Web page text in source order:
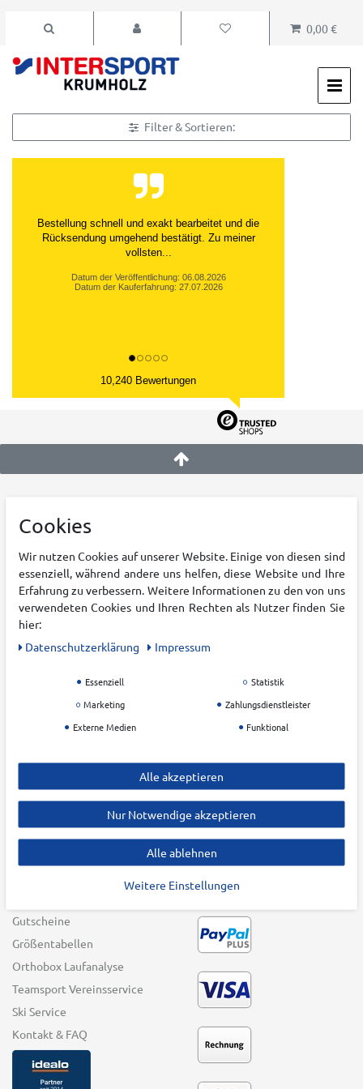
0,00 €
Filter & Sortieren:
Bestellung schnell und exakt bearbeitet und die
Rücksendung umgehend bestätigt. Zu meiner
vollsten...
Datum der Veröffentlichung: 06.08.2026
Datum der Kauferfahrung: 27.07.2026
10,240 Bewertungen
Herren
Kinder
Outdoor
Running
Training
Swim & Beach
Bike
Karriere
Filialen
Blog
Zahlung & Versand
Widerrufsrecht
Datenschutz &
Impressum
Barrierefreiheitserklärung
Vertrag widerrufen
Gutscheine
Größentabellen
Orthobox Laufanalyse
Teamsport Vereinsservice
Ski Service
Kontakt & FAQ
ZAHLUNGSARTEN
Cookies
Wir nutzen Cookies auf unserer Website. Einige von diesen sind
essenziell, während andere uns helfen, diese Website und Ihre
Erfahrung zu verbessern. Weitere Informationen zu den von uns
verwendeten Cookies und Ihren Rechten als Nutzer finden Sie
hier:
Daten­schutz­erklärung
Impressum
Essenziell
Statistik
Marketing
Zahlungsdienstleister
Externe Medien
Funktional
Alle akzeptieren
Nur Notwendige akzeptieren
Alle ablehnen
Weitere Einstellungen